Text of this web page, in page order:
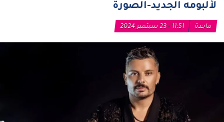
لألبومه الجديد-الصورة
ماجدة 11:51 - 23 سبتمبر 2024